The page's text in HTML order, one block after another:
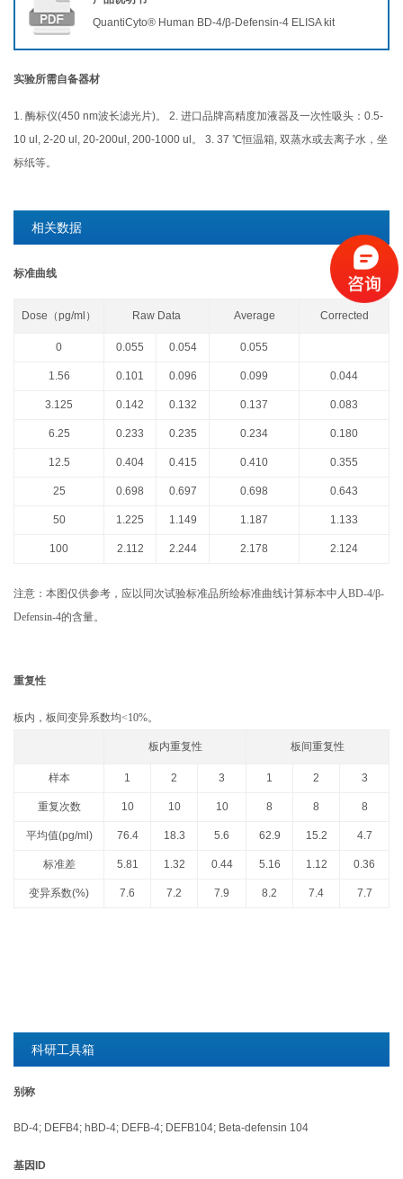
QuantiCyto® Human BD-4/β-Defensin-4 ELISA kit
实验所需自备器材
1. 酶标仪(450 nm波长滤光片)。 2. 进口品牌高精度加液器及一次性吸头：0.5-
10 ul, 2-20 ul, 20-200ul, 200-1000 ul。 3. 37 ℃恒温箱, 双蒸水或去离子水，坐
标纸等。
相关数据
标准曲线
Dose（pg/ml） Raw Data Average Corrected
0 0.055 0.054 0.055
1.56 0.101 0.096 0.099 0.044
3.125 0.142 0.132 0.137 0.083
6.25 0.233 0.235 0.234 0.180
12.5 0.404 0.415 0.410 0.355
25 0.698 0.697 0.698 0.643
50 1.225 1.149 1.187 1.133
100 2.112 2.244 2.178 2.124
注意：本图仅供参考，应以同次试验标准品所绘标准曲线计算标本中人BD-4/β-
Defensin-4的含量。
重复性
板内，板间变异系数均<10%。
板内重复性 板间重复性
样本 1 2 3 1 2 3
重复次数 10 10 10 8 8 8
平均值(pg/ml) 76.4 18.3 5.6 62.9 15.2 4.7
标准差 5.81 1.32 0.44 5.16 1.12 0.36
变异系数(%) 7.6 7.2 7.9 8.2 7.4 7.7
科研工具箱
别称
BD-4; DEFB4; hBD-4; DEFB-4; DEFB104; Beta-defensin 104
基因ID